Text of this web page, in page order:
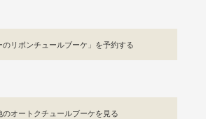
のリボンチュールブーケ」を予約する
のオートクチュールブーケを見る